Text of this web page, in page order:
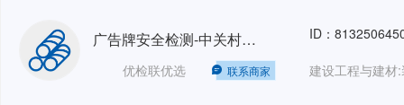
广告牌安全检测-中关村创业大街
优检联优选 联系商家
ID：
建设工程与建材